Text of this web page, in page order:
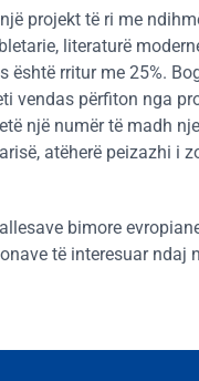
projekt të ri me
literaturë
rritur me 25%.
vendas përfiton nga
një numër të madh
atëherë peizazhi i
bimore
të interesuar ndaj